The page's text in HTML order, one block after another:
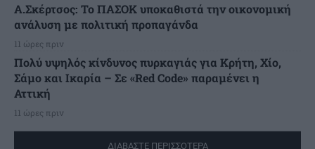
Α.Σκέρτσος: Το ΠΑΣΟΚ υποκαθιστά την οικονομική
ανάλυση με πολιτική προπαγάνδα
11 ώρες πριν
Πολύ υψηλός κίνδυνος πυρκαγιάς για Κρήτη, Χίο,
Σάμο και Ικαρία – Σε «Red Code» παραμένει η
Αττική
11 ώρες πριν
ΔΙΑΒΑΣΤΕ ΠΕΡΙΣΣΟΤΕΡΑ